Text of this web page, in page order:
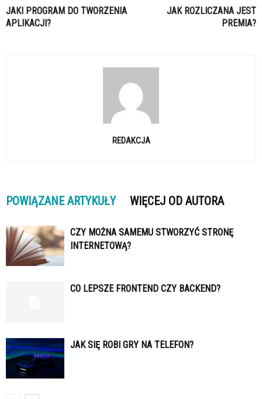
JAKI PROGRAM DO TWORZENIA
APLIKACJI?
JAK ROZLICZANA JEST
PREMIA?
REDAKCJA
POWIĄZANE ARTYKUŁY WIĘCEJ OD AUTORA
CZY MOŻNA SAMEMU STWORZYĆ STRONĘ
INTERNETOWĄ?
CO LEPSZE FRONTEND CZY BACKEND?
JAK SIĘ ROBI GRY NA TELEFON?